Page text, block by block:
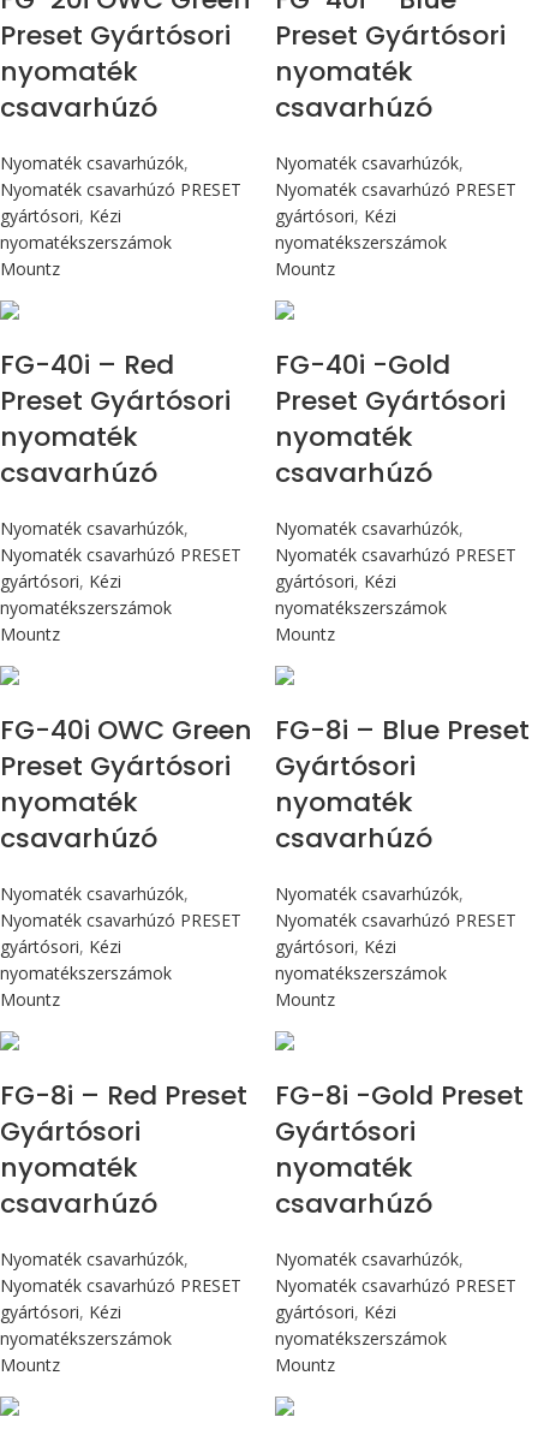
Preset Gyártósori
nyomaték
csavarhúzó
Nyomaték csavarhúzók,
Nyomaték csavarhúzó PRESET
gyártósori, Kézi
nyomatékszerszámok
Mountz
Preset Gyártósori
nyomaték
csavarhúzó
Nyomaték csavarhúzók,
Nyomaték csavarhúzó PRESET
gyártósori, Kézi
nyomatékszerszámok
Mountz
FG-40i – Red
Preset Gyártósori
nyomaték
csavarhúzó
Nyomaték csavarhúzók,
Nyomaték csavarhúzó PRESET
gyártósori, Kézi
nyomatékszerszámok
Mountz
FG-40i -Gold
Preset Gyártósori
nyomaték
csavarhúzó
Nyomaték csavarhúzók,
Nyomaték csavarhúzó PRESET
gyártósori, Kézi
nyomatékszerszámok
Mountz
FG-40i OWC Green
Preset Gyártósori
nyomaték
csavarhúzó
Nyomaték csavarhúzók,
Nyomaték csavarhúzó PRESET
gyártósori, Kézi
nyomatékszerszámok
Mountz
FG-8i – Blue Preset
Gyártósori
nyomaték
csavarhúzó
Nyomaték csavarhúzók,
Nyomaték csavarhúzó PRESET
gyártósori, Kézi
nyomatékszerszámok
Mountz
FG-8i – Red Preset
Gyártósori
nyomaték
csavarhúzó
Nyomaték csavarhúzók,
Nyomaték csavarhúzó PRESET
gyártósori, Kézi
nyomatékszerszámok
Mountz
FG-8i -Gold Preset
Gyártósori
nyomaték
csavarhúzó
Nyomaték csavarhúzók,
Nyomaték csavarhúzó PRESET
gyártósori, Kézi
nyomatékszerszámok
Mountz